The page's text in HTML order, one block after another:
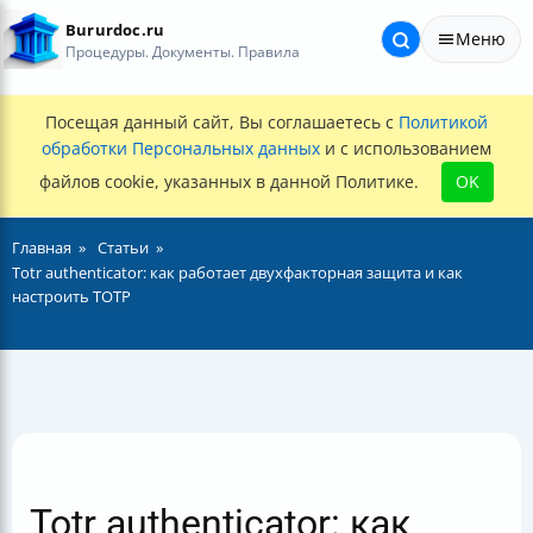
Bururdoc.ru
Процедуры. Документы. Правила
Меню
Посещая данный сайт, Вы соглашаетесь с Политикой
обработки Персональных данных и с использованием
файлов cookie, указанных в данной Политике.
OK
Главная
Статьи
Totr authenticator: как работает двухфакторная защита и как
настроить TOTP
Totr authenticator: как